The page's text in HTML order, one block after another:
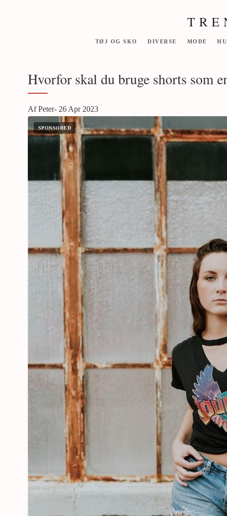
T R E
TØJ OG SKO DIVERSE MODE
Hvorfor skal du bruge shorts som
Af Peter- 26 Apr 2023